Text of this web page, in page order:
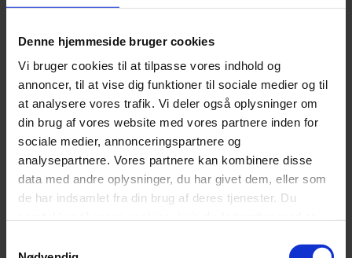
Denne hjemmeside bruger cookies
Vi bruger cookies til at tilpasse vores indhold og
annoncer, til at vise dig funktioner til sociale medier og til
at analysere vores trafik. Vi deler også oplysninger om
din brug af vores website med vores partnere inden for
sociale medier, annonceringspartnere og
analysepartnere. Vores partnere kan kombinere disse
data med andre oplysninger, du har givet dem, eller som
de har indsamlet fra din brug af deres tjenester. Du
Medium (>75 kg)
Farve
Anthracite
Blå
,
Lysegrå
,